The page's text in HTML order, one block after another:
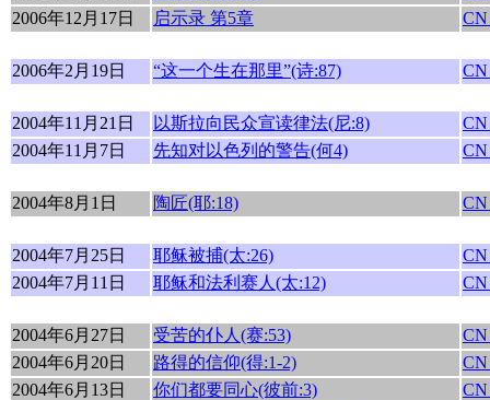
2006年12月17日
启示录 第5章
2006年2月19日 “这一个生在那里”(诗:87)
2004年11月21日 以斯拉向民众宣读律法(尼:8)
2004年11月7日
先知对以色列的警告(何4)
2004年8月1日 陶匠(耶:18)
2004年7月25日 耶稣被捕(太:26)
2004年7月11日
耶稣和法利赛人(太:12)
2004年6月27日 受苦的仆人(赛:53)
2004年6月20日
路得的信仰(得:1-2)
2004年6月13日
你们都要同心(彼前:3)